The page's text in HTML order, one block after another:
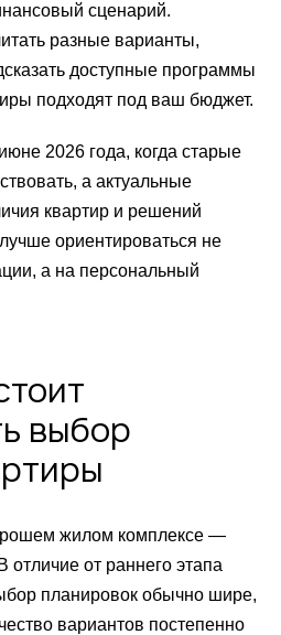
сценарий.
разные варианты,
доступные программы
подходят под ваш бюджет.
2026 года, когда старые
а актуальные
квартир и решений
ориентироваться не
а на персональный
выбор
жилом комплексе —
отличие от раннего этапа
планировок обычно шире,
вариантов постепенно